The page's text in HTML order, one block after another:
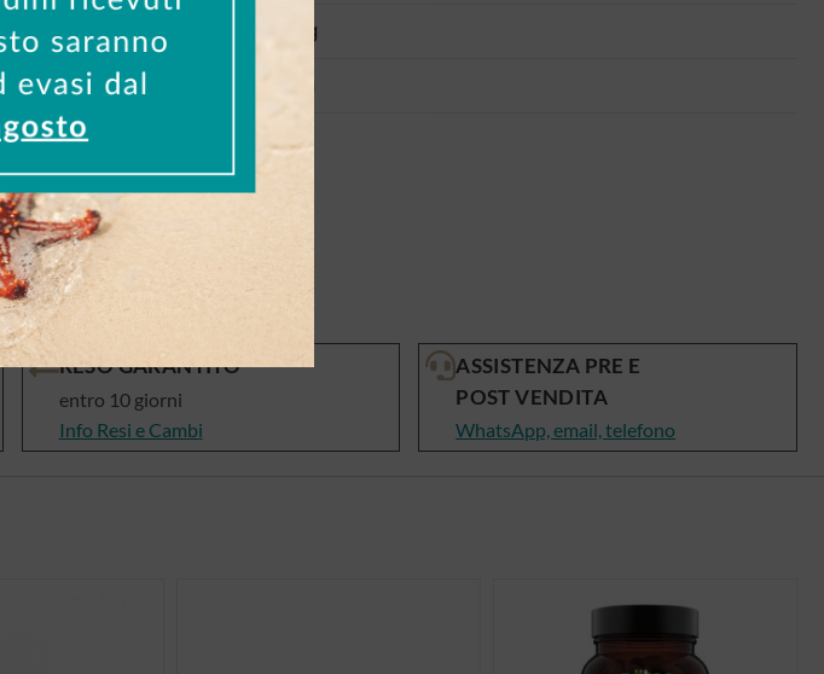
7,6 g
RESO GARANTITO
entro 10 giorni
Info Resi e Cambi
ASSISTENZA PRE E
POST VENDITA
WhatsApp, email, telefono